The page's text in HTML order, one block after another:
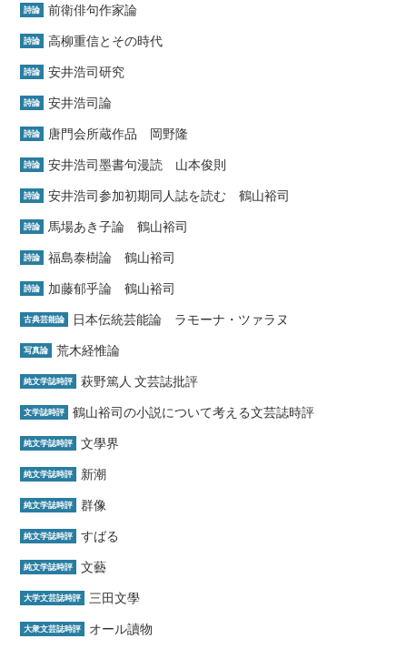
詩論 前衛俳句作家論
詩論 高柳重信とその時代
詩論 安井浩司研究
詩論 安井浩司論
詩論 唐門会所蔵作品 岡野隆
詩論 安井浩司墨書句漫読 山本俊則
詩論 安井浩司参加初期同人誌を読む 鶴山裕司
詩論 馬場あき子論 鶴山裕司
詩論 福島泰樹論 鶴山裕司
詩論 加藤郁乎論 鶴山裕司
古典芸能論 日本伝統芸能論 ラモーナ・ツァラヌ
写真論 荒木経惟論
純文学誌時評 萩野篤人 文芸誌批評
文学誌時評 鶴山裕司の小説について考える文芸誌時評
純文学誌時評 文學界
純文学誌時評 新潮
純文学誌時評 群像
純文学誌時評 すばる
純文学誌時評 文藝
大学文芸誌時評 三田文學
大衆文芸誌時評 オール讀物